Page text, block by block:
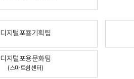
디지털포용기획팀
디지털포용문화팀
(스마트쉼센터)